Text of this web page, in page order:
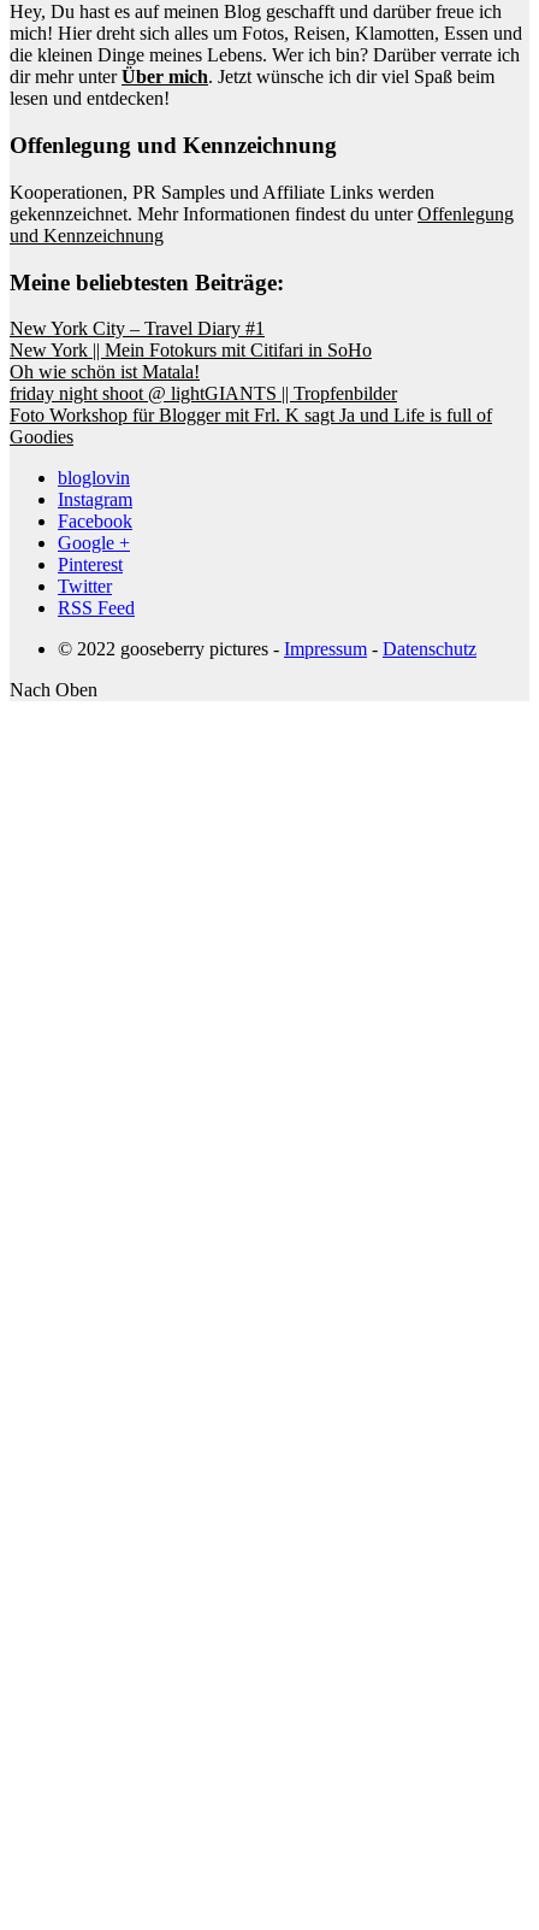
Hey, Du hast es auf meinen Blog geschafft und darüber freue ich
mich! Hier dreht sich alles um Fotos, Reisen, Klamotten, Essen und
die kleinen Dinge meines Lebens. Wer ich bin? Darüber verrate ich
dir mehr unterÜber mich. Jetzt wünsche ich dir viel Spaß beim
lesen und entdecken!
Offenlegung und Kennzeichnung
Kooperationen, PR Samples und Affiliate Links werden
gekennzeichnet. Mehr Informationen findest du unterOffenlegung
und Kennzeichnung
Meine beliebtesten Beiträge:
New York City – Travel Diary #1
New York || Mein Fotokurs mit Citifari in SoHo
Oh wie schön ist Matala!
friday night shoot @ lightGIANTS || Tropfenbilder
Foto Workshop für Blogger mit Frl. K sagt Ja und Life is full of
Goodies
bloglovin
Instagram
Facebook
Google +
Pinterest
Twitter
RSS Feed
© 2022 gooseberry pictures - Impressum - Datenschutz
Nach Oben